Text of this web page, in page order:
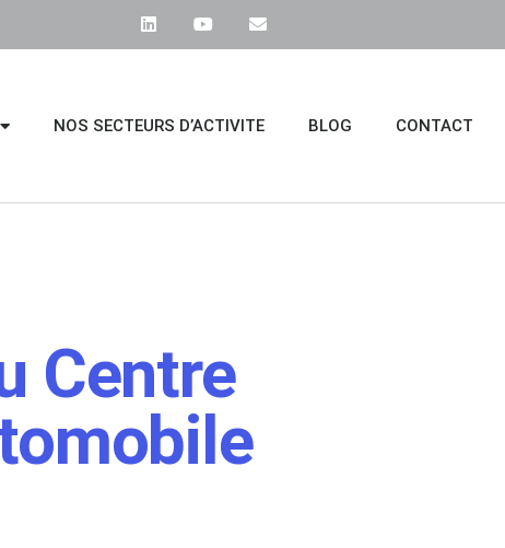
NOS SECTEURS D’ACTIVITE BLOG CONTACT
Centre